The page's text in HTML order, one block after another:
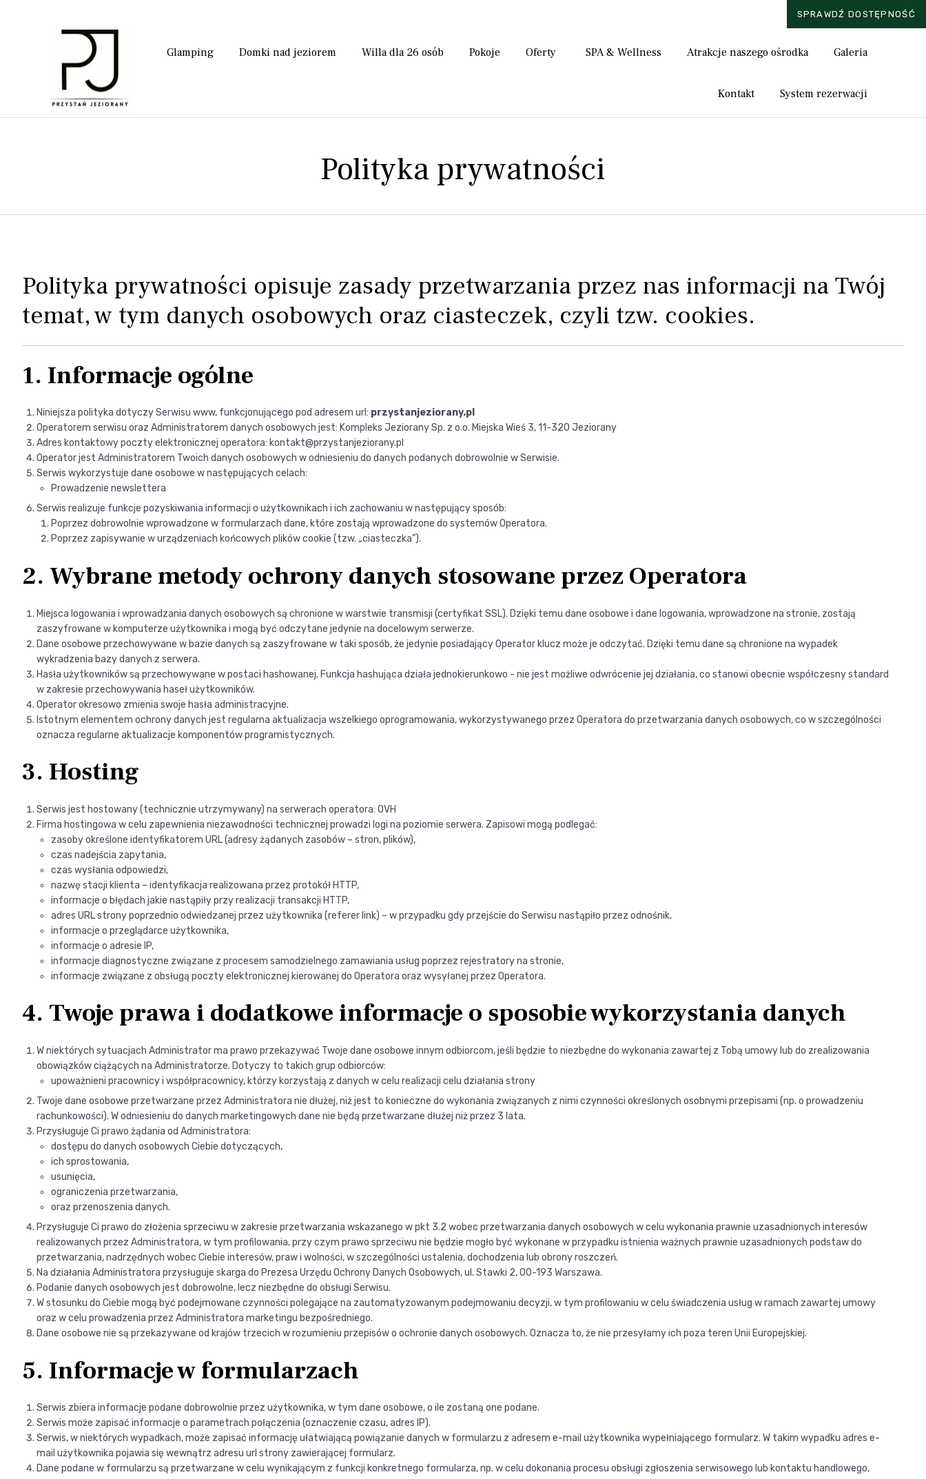
SPRAWDŹ DOSTĘPNOŚĆ
Glamping Domki nad jeziorem Willa dla 26 osób Pokoje Oferty SPA & Wellness Atrakcje naszego ośrodka Galeria
Kontakt System rezerwacji
Polityka prywatności
Polityka prywatności opisuje zasady przetwarzania przez nas informacji na Twój
temat, w tym danych osobowych oraz ciasteczek, czyli tzw. cookies.
1. Informacje ogólne
Niniejsza polityka dotyczy Serwisu www, funkcjonującego pod adresem url: przystanjeziorany.pl
Operatorem serwisu oraz Administratorem danych osobowych jest: Kompleks Jeziorany Sp. z o.o. Miejska Wieś 3, 11-320 Jeziorany
Adres kontaktowy poczty elektronicznej operatora: kontakt@przystanjeziorany.pl
Operator jest Administratorem Twoich danych osobowych w odniesieniu do danych podanych dobrowolnie w Serwisie.
Serwis wykorzystuje dane osobowe w następujących celach:
Prowadzenie newslettera
Serwis realizuje funkcje pozyskiwania informacji o użytkownikach i ich zachowaniu w następujący sposób:
Poprzez dobrowolnie wprowadzone w formularzach dane, które zostają wprowadzone do systemów Operatora.
Poprzez zapisywanie w urządzeniach końcowych plików cookie (tzw. „ciasteczka”).
2. Wybrane metody ochrony danych stosowane przez Operatora
Miejsca logowania i wprowadzania danych osobowych są chronione w warstwie transmisji (certyfikat SSL). Dzięki temu dane osobowe i dane logowania, wprowadzone na stronie, zostają
zaszyfrowane w komputerze użytkownika i mogą być odczytane jedynie na docelowym serwerze.
Dane osobowe przechowywane w bazie danych są zaszyfrowane w taki sposób, że jedynie posiadający Operator klucz może je odczytać. Dzięki temu dane są chronione na wypadek
wykradzenia bazy danych z serwera.
Hasła użytkowników są przechowywane w postaci hashowanej. Funkcja hashująca działa jednokierunkowo - nie jest możliwe odwrócenie jej działania, co stanowi obecnie współczesny standard
w zakresie przechowywania haseł użytkowników.
Operator okresowo zmienia swoje hasła administracyjne.
Istotnym elementem ochrony danych jest regularna aktualizacja wszelkiego oprogramowania, wykorzystywanego przez Operatora do przetwarzania danych osobowych, co w szczególności
oznacza regularne aktualizacje komponentów programistycznych.
3. Hosting
Serwis jest hostowany (technicznie utrzymywany) na serwerach operatora: OVH
Firma hostingowa w celu zapewnienia niezawodności technicznej prowadzi logi na poziomie serwera. Zapisowi mogą podlegać:
zasoby określone identyfikatorem URL (adresy żądanych zasobów – stron, plików),
czas nadejścia zapytania,
czas wysłania odpowiedzi,
nazwę stacji klienta – identyfikacja realizowana przez protokół HTTP,
informacje o błędach jakie nastąpiły przy realizacji transakcji HTTP,
adres URL strony poprzednio odwiedzanej przez użytkownika (referer link) – w przypadku gdy przejście do Serwisu nastąpiło przez odnośnik,
informacje o przeglądarce użytkownika,
informacje o adresie IP,
informacje diagnostyczne związane z procesem samodzielnego zamawiania usług poprzez rejestratory na stronie,
informacje związane z obsługą poczty elektronicznej kierowanej do Operatora oraz wysyłanej przez Operatora.
4. Twoje prawa i dodatkowe informacje o sposobie wykorzystania danych
W niektórych sytuacjach Administrator ma prawo przekazywać Twoje dane osobowe innym odbiorcom, jeśli będzie to niezbędne do wykonania zawartej z Tobą umowy lub do zrealizowania
obowiązków ciążących na Administratorze. Dotyczy to takich grup odbiorców:
upoważnieni pracownicy i współpracownicy, którzy korzystają z danych w celu realizacji celu działania strony
Twoje dane osobowe przetwarzane przez Administratora nie dłużej, niż jest to konieczne do wykonania związanych z nimi czynności określonych osobnymi przepisami (np. o prowadzeniu
rachunkowości). W odniesieniu do danych marketingowych dane nie będą przetwarzane dłużej niż przez 3 lata.
Przysługuje Ci prawo żądania od Administratora:
dostępu do danych osobowych Ciebie dotyczących,
ich sprostowania,
usunięcia,
ograniczenia przetwarzania,
oraz przenoszenia danych.
Przysługuje Ci prawo do złożenia sprzeciwu w zakresie przetwarzania wskazanego w pkt 3.2 wobec przetwarzania danych osobowych w celu wykonania prawnie uzasadnionych interesów
realizowanych przez Administratora, w tym profilowania, przy czym prawo sprzeciwu nie będzie mogło być wykonane w przypadku istnienia ważnych prawnie uzasadnionych podstaw do
przetwarzania, nadrzędnych wobec Ciebie interesów, praw i wolności, w szczególności ustalenia, dochodzenia lub obrony roszczeń.
Na działania Administratora przysługuje skarga do Prezesa Urzędu Ochrony Danych Osobowych, ul. Stawki 2, 00-193 Warszawa.
Podanie danych osobowych jest dobrowolne, lecz niezbędne do obsługi Serwisu.
W stosunku do Ciebie mogą być podejmowane czynności polegające na zautomatyzowanym podejmowaniu decyzji, w tym profilowaniu w celu świadczenia usług w ramach zawartej umowy
oraz w celu prowadzenia przez Administratora marketingu bezpośredniego.
Dane osobowe nie są przekazywane od krajów trzecich w rozumieniu przepisów o ochronie danych osobowych. Oznacza to, że nie przesyłamy ich poza teren Unii Europejskiej.
5. Informacje w formularzach
Serwis zbiera informacje podane dobrowolnie przez użytkownika, w tym dane osobowe, o ile zostaną one podane.
Serwis może zapisać informacje o parametrach połączenia (oznaczenie czasu, adres IP).
Serwis, w niektórych wypadkach, może zapisać informację ułatwiającą powiązanie danych w formularzu z adresem e-mail użytkownika wypełniającego formularz. W takim wypadku adres e-
mail użytkownika pojawia się wewnątrz adresu url strony zawierającej formularz.
Dane podane w formularzu są przetwarzane w celu wynikającym z funkcji konkretnego formularza, np. w celu dokonania procesu obsługi zgłoszenia serwisowego lub kontaktu handlowego,